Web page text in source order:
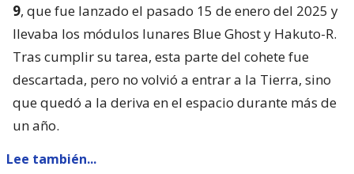
9, que fue lanzado el pasado 15 de enero del 2025 y
llevaba los módulos lunares Blue Ghost y Hakuto-R.
Tras cumplir su tarea, esta parte del cohete fue
descartada, pero no volvió a entrar a la Tierra, sino
que quedó a la deriva en el espacio durante más de
un año.
Lee también...